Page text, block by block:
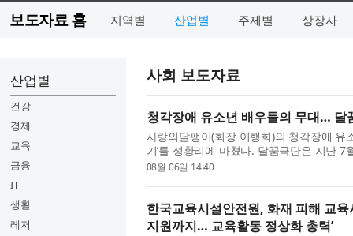
보도자료 홈 지역별 산업별 주제별 상장사
산업별
건강
경제
교육
금융
IT
생활
레저
사회 보도자료
청각장애 유소년 배우들의 무대… 달
사랑의달팽이(회장 이행희)의 청각장애 유
기’를 성황리에 마쳤다. 달꿈극단은 지난
지에서 ‘미로와 푸른귀 이야기’를 총 3회
08월 06일 14:40
한국교육시설안전원, 화재 피해 교
지원까지… 교육활동 정상화 총력’